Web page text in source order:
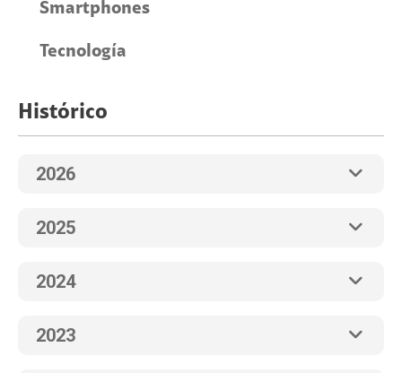
Smartphones
Tecnología
Histórico
2026
2025
2024
2023